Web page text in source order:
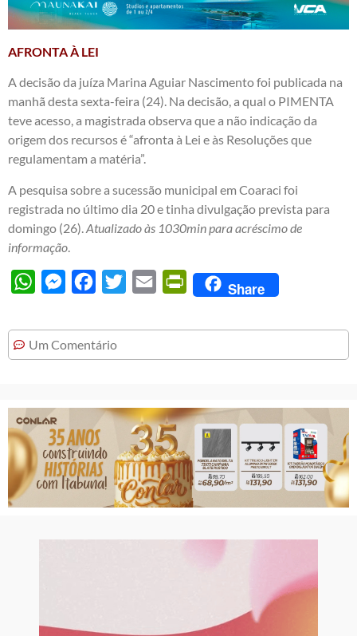
AFRONTA À LEI
A decisão da juíza Marina Aguiar Nascimento foi publicada na
manhã desta sexta-feira (24). Na decisão, a qual o PIMENTA
teve acesso, a magistrada observa que a não indicação da
origem dos recursos é “afronta à Lei e às Resoluções que
regulamentam a matéria”.
A pesquisa sobre a sucessão municipal em Coaraci foi
registrada no último dia 20 e tinha divulgação prevista para
domingo (26). Atualizado às 1030min para acréscimo de
informação
WhatsAppMessengerFacebook
Twitter Email PrintFriendly
Share
Um Comentário